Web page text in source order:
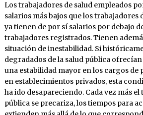
Los trabajadores de salud empleados
salarios más bajos que los trabajadores
ya tienen de por sí salarios por debajo
trabajadores registrados. Tienen
situación de inestabilidad. Si
degradados de la salud pública
una estabilidad mayor en los cargos de
en establecimientos privados, esta
ha ido desapareciendo. Cada vez más
pública se precariza, los tiempos para